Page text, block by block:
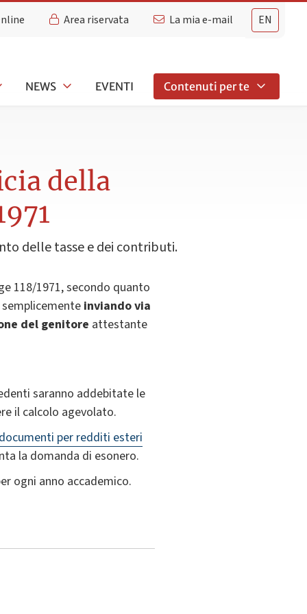
EN
Area riservata La mia e-mail
NEWS EVENTI Contenuti per te
della
delle tasse e dei contributi.
118/1971, secondo quanto
inviando via
del genitore attestante
saranno addebitate le
il calcolo agevolato.
per redditi esteri
la domanda di esonero.
ogni anno accademico.